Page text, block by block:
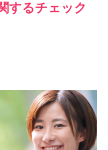
合わせの内容を
キリング
イルとは
するチェック